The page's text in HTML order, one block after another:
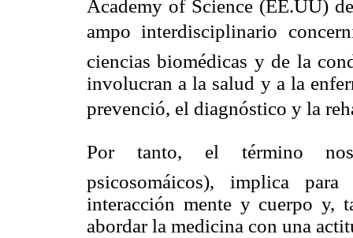
Academy of Science (EE.UU)
ampo interdisciplinario
ciencias biomédicas y de la
involucran a la salud y a la
prevenció, el diagnóstico y la
Por tanto, el término
psicosomáicos), implica
interacción mente y cuerpo y,
abordar la medicina con una